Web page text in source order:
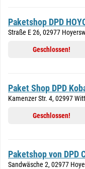
Paketshop DPD
Straße E 26, 02977
Geschlossen!
Paket Shop DPD
Kamenzer Str. 4, 02997
Geschlossen!
Paketshop von DPD
Sandwäsche 2, 02977